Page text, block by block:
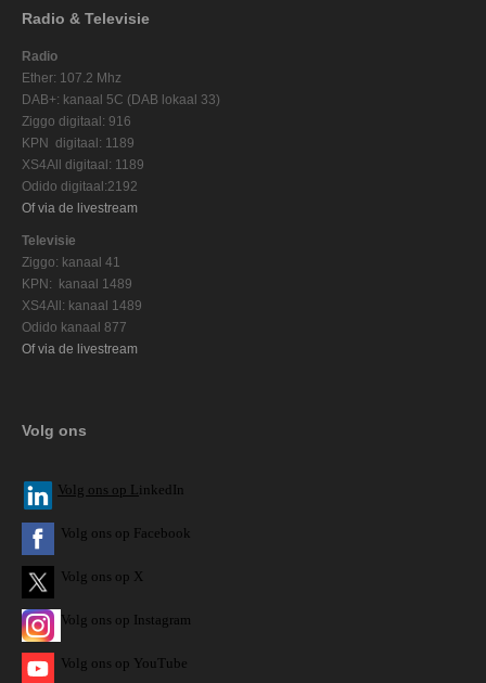
Radio & Televisie
Radio
Ether: 107.2 Mhz
DAB+: kanaal 5C (DAB lokaal 33)
Ziggo digitaal: 916
KPN digitaal: 1189
XS4All digitaal: 1189
Odido digitaal:2192
Of via de livestream
Televisie
Ziggo: kanaal 41
KPN: kanaal 1489
XS4All: kanaal 1489
Odido kanaal 877
Of via de livestream
Volg ons
Volg ons op L inkedIn
Volg ons op Facebook
Volg ons op X
Volg ons op Instagram
Volg ons op YouTube